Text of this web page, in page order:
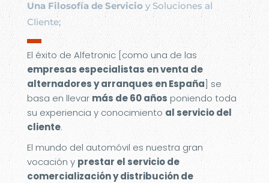
Una Filosofía de Servicioy Soluciones al
Cliente;
▬
El éxito de Alfetronic [como una de las
empresas especialistas en venta de
alternadores y arranques en España] se
basa en llevarmás de 60 años poniendo toda
su experiencia y conocimiento al servicio del
cliente.
El mundo del automóvil es nuestra gran
vocación y prestar el servicio de
comercialización y distribución de